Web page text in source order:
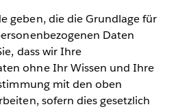
geben, die die Grundlage für
Daten
dass wir Ihre
ohne Ihr Wissen und Ihre
mit den oben
sofern dies gesetzlich